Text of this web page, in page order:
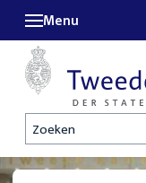
Zoeken
Menu